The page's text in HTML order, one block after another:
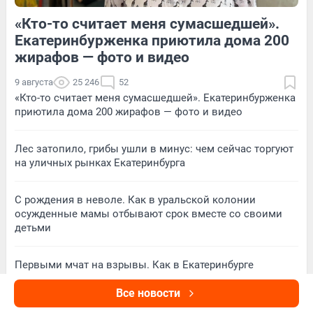
Все новости
Обсудить 431
«Кто-то считает меня сумасшедшей».
Екатеринбурженка приютила дома 200
жирафов — фото и видео
9 августа 25 246 52
«Кто-то считает меня сумасшедшей». Екатеринбурженка
приютила дома 200 жирафов — фото и видео
Лес затопило, грибы ушли в минус: чем сейчас торгуют
на уличных рынках Екатеринбурга
С рождения в неволе. Как в уральской колонии
осужденные мамы отбывают срок вместе со своими
детьми
Первыми мчат на взрывы. Как в Екатеринбурге
работают спасатели-байкеры: видео